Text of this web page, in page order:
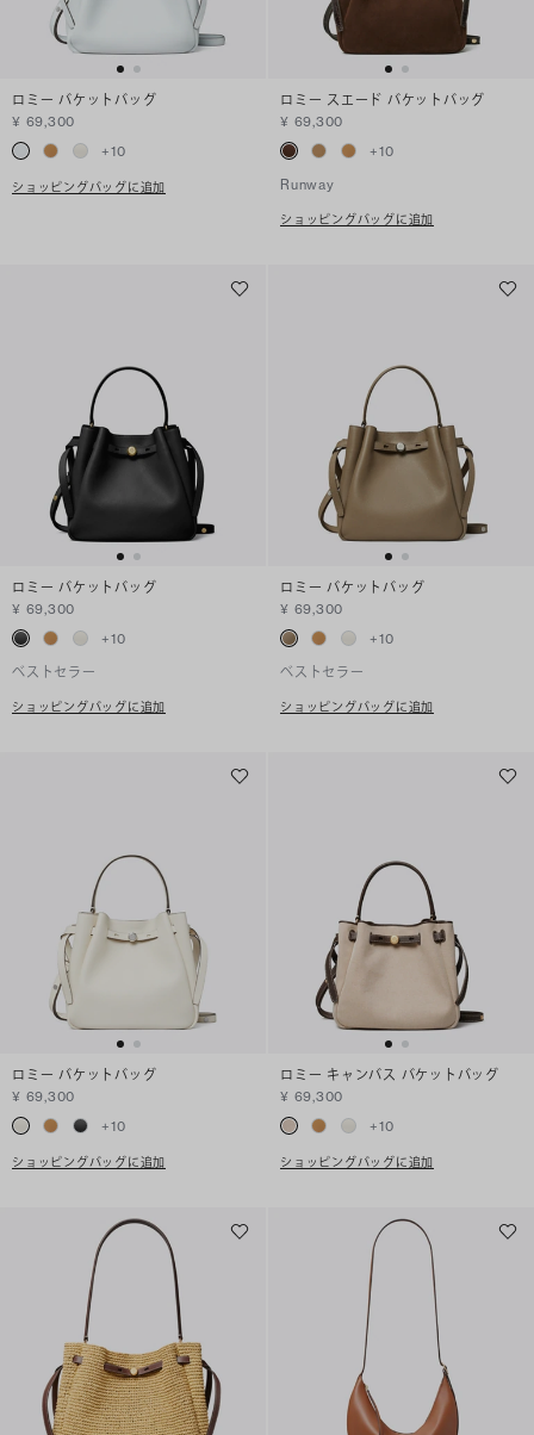
ロミー バケットバッグ
¥ 69,300
+10
ショッピングバッグに追加
ロミー スエード バケットバッグ
¥ 69,300
+10
Runway
ショッピングバッグに追加
ロミー バケットバッグ
¥ 69,300
+10
ベストセラー
ショッピングバッグに追加
ロミー バケットバッグ
¥ 69,300
+10
ベストセラー
ショッピングバッグに追加
ロミー バケットバッグ
¥ 69,300
+10
ショッピングバッグに追加
ロミー キャンバス バケットバッグ
¥ 69,300
+10
ショッピングバッグに追加